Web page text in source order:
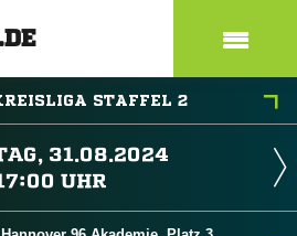
STAFFEL 2

